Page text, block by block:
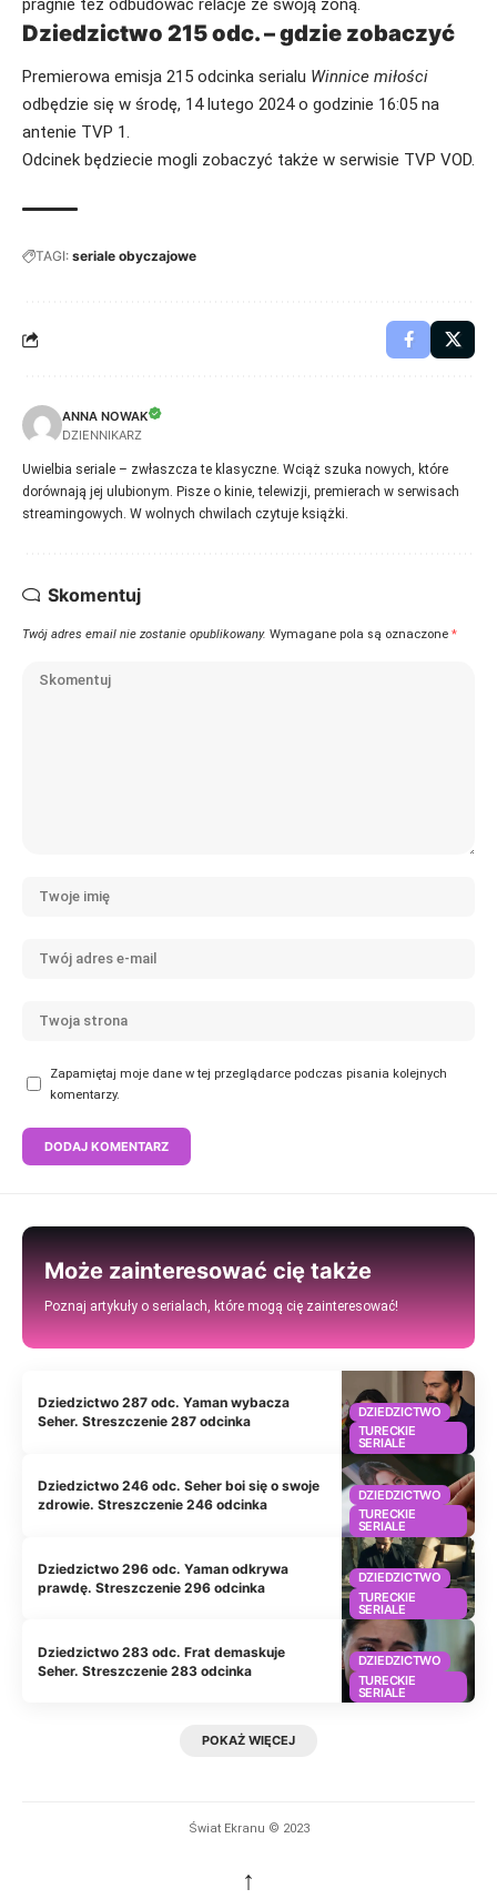
Dziedzictwo 215 odc. – gdzie zobaczyć
Premierowa emisja 215 odcinka serialu Winnice miłości
odbędzie się w środę, 14 lutego 2024 o godzinie 16:05 na
antenie TVP 1.
Odcinek będziecie mogli zobaczyć także w serwisie TVP VOD.
TAGI: seriale obyczajowe
ANNA NOWAK
DZIENNIKARZ
Uwielbia seriale – zwłaszcza te klasyczne. Wciąż szuka nowych, które
dorównają jej ulubionym. Pisze o kinie, telewizji, premierach w serwisach
streamingowych. W wolnych chwilach czytuje książki.
Skomentuj
Twój adres email nie zostanie opublikowany. Wymagane pola są oznaczone *
Zapamiętaj moje dane w tej przeglądarce podczas pisania kolejnych
komentarzy.
Może zainteresować cię także
Poznaj artykuły o serialach, które mogą cię zainteresować!
DZIEDZICTWO
TURECKIE
SERIALE
Dziedzictwo 287 odc. Yaman wybacza
Seher. Streszczenie 287 odcinka
DZIEDZICTWO
TURECKIE
SERIALE
Dziedzictwo 246 odc. Seher boi się o swoje
zdrowie. Streszczenie 246 odcinka
DZIEDZICTWO
TURECKIE
SERIALE
Dziedzictwo 296 odc. Yaman odkrywa
prawdę. Streszczenie 296 odcinka
DZIEDZICTWO
TURECKIE
SERIALE
Dziedzictwo 283 odc. Frat demaskuje
Seher. Streszczenie 283 odcinka
POKAŻ WIĘCEJ
Świat Ekranu © 2023
↑